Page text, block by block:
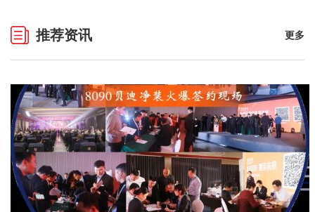
推荐资讯 更多